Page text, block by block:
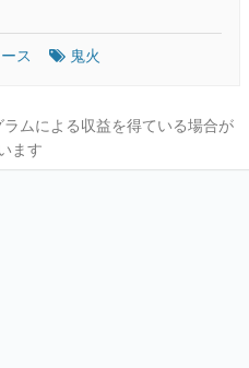
ス 鬼火
ムによる収益を得ている場合が
ます